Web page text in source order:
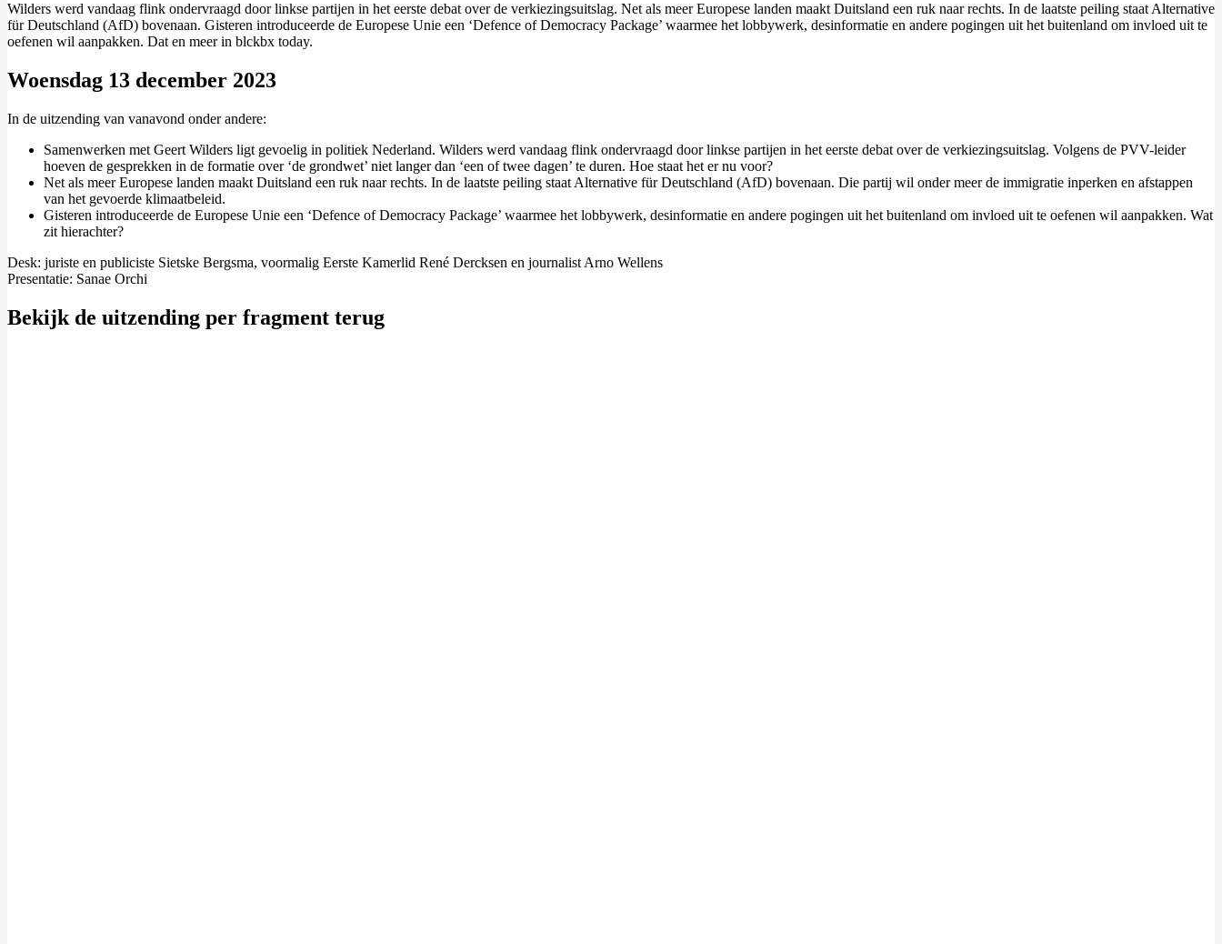
Wilders werd vandaag flink ondervraagd door linkse partijen in het eerste debat over de verkiezingsuitslag. Net als meer Europese landen maakt Duitsland een ruk naar rechts. In de laatste peiling staat Alternative
für Deutschland (AfD) bovenaan. Gisteren introduceerde de Europese Unie een ‘Defence of Democracy Package’ waarmee het lobbywerk, desinformatie en andere pogingen uit het buitenland om invloed uit te
oefenen wil aanpakken. Dat en meer in blckbx today.
Woensdag 13 december 2023
In de uitzending van vanavond onder andere:
Samenwerken met Geert Wilders ligt gevoelig in politiek Nederland. Wilders werd vandaag flink ondervraagd door linkse partijen in het eerste debat over de verkiezingsuitslag. Volgens de PVV-leider
hoeven de gesprekken in de formatie over ‘de grondwet’ niet langer dan ‘een of twee dagen’ te duren. Hoe staat het er nu voor?
Net als meer Europese landen maakt Duitsland een ruk naar rechts. In de laatste peiling staat Alternative für Deutschland (AfD) bovenaan. Die partij wil onder meer de immigratie inperken en afstappen
van het gevoerde klimaatbeleid.
Gisteren introduceerde de Europese Unie een ‘Defence of Democracy Package’ waarmee het lobbywerk, desinformatie en andere pogingen uit het buitenland om invloed uit te oefenen wil aanpakken. Wat
zit hierachter?
Desk: juriste en publiciste Sietske Bergsma, voormalig Eerste Kamerlid René Dercksen en journalist Arno Wellens
Presentatie: Sanae Orchi
Bekijk de uitzending per fragment terug